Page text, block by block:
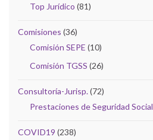
Top Jurídico (81)
Comisiones (36)
Comisión SEPE (10)
Comisión TGSS (26)
Consultoría-Jurisp.(72)
Prestaciones de Seguridad Social
COVID19 (238)